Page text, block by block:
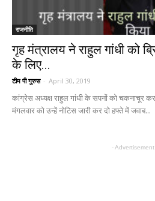
राजनीति
गृह मंत्रालय ने राहुल गांधी को
के लिए...
टीम पी गुरुस - April 30, 2019
कांग्रेस अध्यक्ष राहुल गांधी के सपनों को चकनाचूर
मंगलवार को उन्हें नोटिस जारी कर दो हफ्ते में जवाब...
- Advertisement